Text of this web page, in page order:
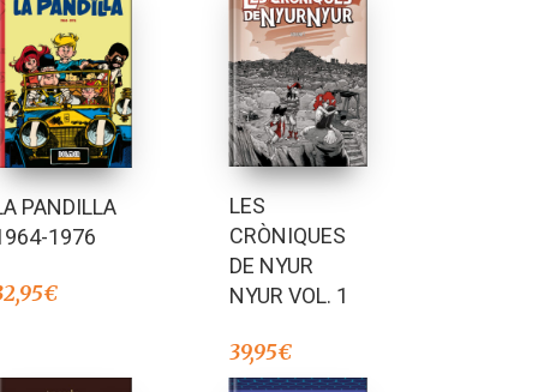
PANDILLA
1976
€
LES
CRÒNIQUES
DE NYUR
NYUR VOL. 1
39,95€